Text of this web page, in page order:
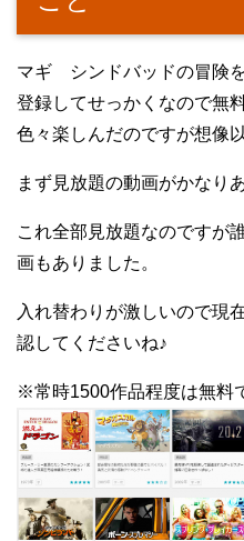
マギ シンドバッドの冒険
登録してせっかくなので無
色々楽しんだのですが想像
まず見放題の動画がかなり
これ全部見放題なのですが
画もありました。
入れ替わりが激しいので現
認してくださいね♪
※常時1500作品程度は無料